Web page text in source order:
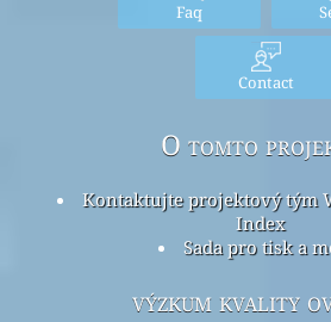
Faq
Contact
O tomto
Kontaktujte projektový tým
Index
Sada pro tisk a
výzkum kvality